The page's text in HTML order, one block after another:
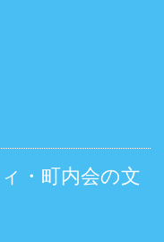
・町内会の文